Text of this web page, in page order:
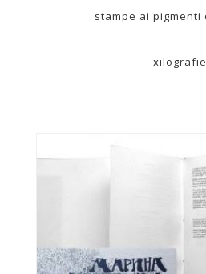
stampe ai pigmenti
xilografie